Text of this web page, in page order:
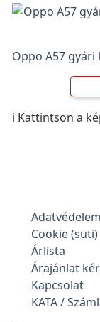
Oppo A57 gyári
ℹ️ Kattintson a
Adatvédelem
Cookie
Árlista
Árajánlat
Kapcsolat
KATA /